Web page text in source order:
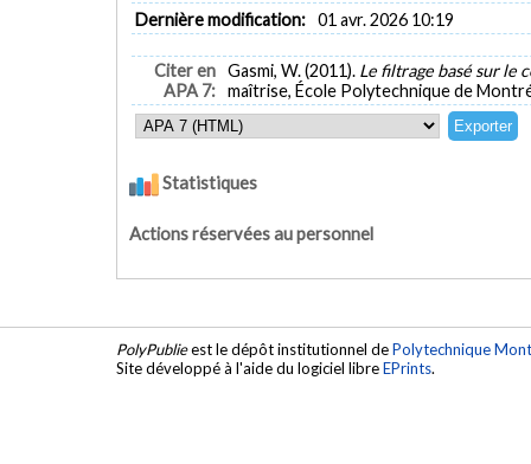
Dernière modification: 01 avr. 2026 10:19
Citer en
APA 7:
Gasmi, W. (2011). Le filtrage basé sur le
maîtrise, École Polytechnique de
Statistiques
Actions réservées au personnel
PolyPublieest le dépôt institutionnel dePolytechnique
Site développé à l'aide du logiciel libreEPrints.